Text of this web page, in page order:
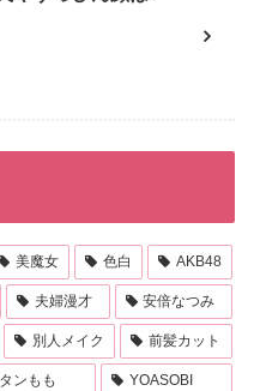
美魔女 色白 AKB48
夫婦漫才 安倍なつみ
別人メイク 前髪カット
ンもも YOASOBI